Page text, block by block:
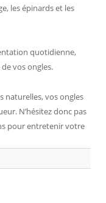
les épinards et les
quotidienne,
vos ongles.
naturelles, vos ongles
N’hésitez donc pas
pour entretenir votre